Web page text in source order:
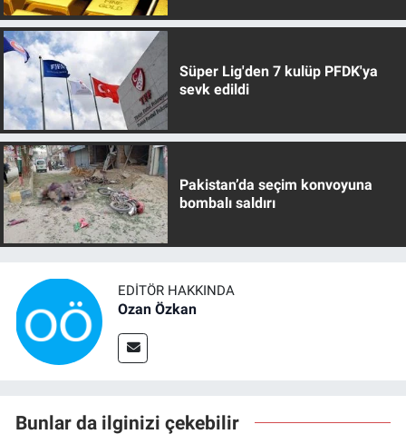
Süper Lig'den 7 kulüp PFDK'ya
sevk edildi
Pakistan’da seçim konvoyuna
bombalı saldırı
EDITÖR HAKKINDA
Ozan Özkan
Bunlar da ilginizi çekebilir